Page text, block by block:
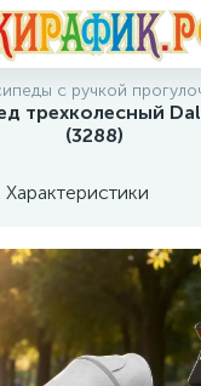
с ручкой
трехколесный
(3288)
Характеристики